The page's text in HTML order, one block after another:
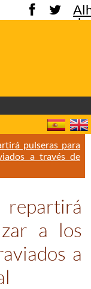
de
pulseras para
a través de
a los
a